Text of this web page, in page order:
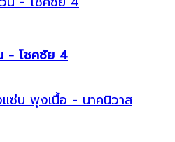
- โชคชัย 4